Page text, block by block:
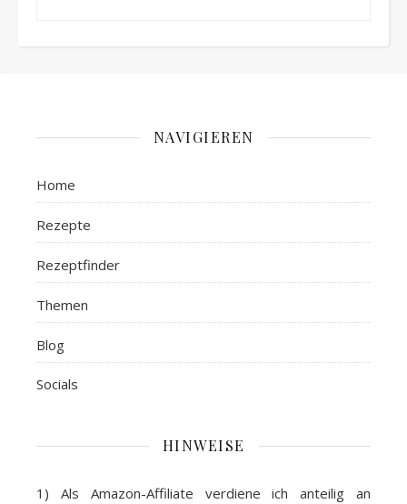
NAVIGIEREN
Home
Rezepte
Rezeptfinder
Themen
Blog
Socials
HINWEISE
1) Als Amazon-Affiliate verdiene ich anteilig an